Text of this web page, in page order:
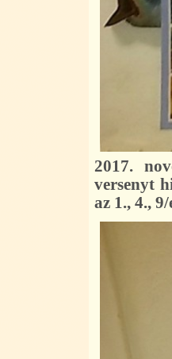
2017.
versenyt
az 1., 4.,